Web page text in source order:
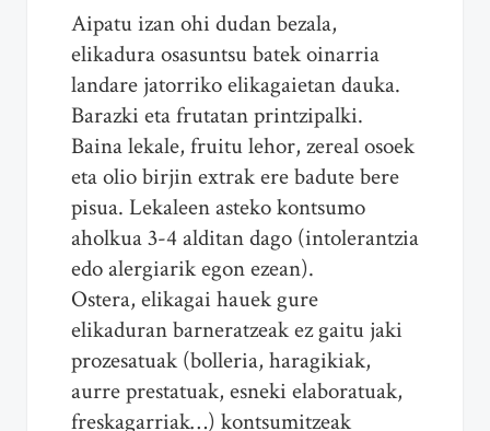
Aipatu izan ohi dudan bezala,
elikadura osasuntsu batek oinarria
landare jatorriko elikagaietan dauka.
Barazki eta frutatan printzipalki.
Baina lekale, fruitu lehor, zereal osoek
eta olio birjin extrak ere badute bere
pisua. Lekaleen asteko kontsumo
aholkua 3-4 alditan dago (intolerantzia
edo alergiarik egon ezean).
Ostera, elikagai hauek gure
elikaduran barneratzeak ez gaitu jaki
prozesatuak (bolleria, haragikiak,
aurre prestatuak, esneki elaboratuak,
freskagarriak…) kontsumitzeak